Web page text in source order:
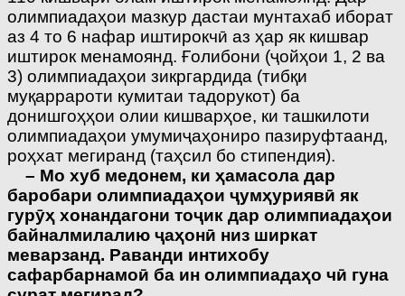
олимпиадаҳои мазкур дастаи мунтахаб иборат
аз 4 то 6 нафар иштирокчӣ аз ҳар як кишвар
иштирок менамоянд. Ғолибони (ҷойҳои 1, 2 ва
3) олимпиадаҳои зикргардида (тибқи
муқаррароти кумитаи тадорукот) ба
донишгоҳҳои олии кишварҳое, ки ташкилоти
олимпиадаҳои умумиҷаҳониро пазируфтаанд,
роҳхат мегиранд (таҳсил бо стипендия).
– Мо хуб медонем, ки ҳамасола дар
баробари олимпиадаҳои ҷумҳуриявӣ як
гурӯҳ хонандагони тоҷик дар олимпиадаҳои
байналмилалию ҷаҳонӣ низ ширкат
меварзанд. Раванди интихобу
сафарбарнамоӣ ба ин олимпиадаҳо чӣ гуна